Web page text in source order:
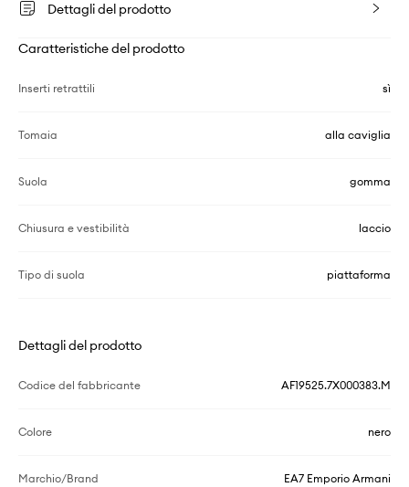
Dettagli del prodotto
Caratteristiche del prodotto
Inserti retrattili sì
Tomaia alla caviglia
Suola gomma
Chiusura e vestibilità laccio
Tipo di suola piattaforma
Dettagli del prodotto
Codice del fabbricante AF19525.7X000383.M
Colore nero
Marchio/Brand EA7 Emporio Armani